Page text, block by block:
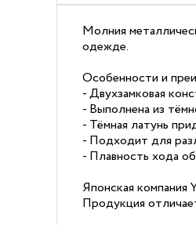
Молния
одежде.
Особенности и
- Двухзамковая
- Выполнена из
- Тёмная латунь
- Подходит для
- Плавность хода
Японская компания
Продукция